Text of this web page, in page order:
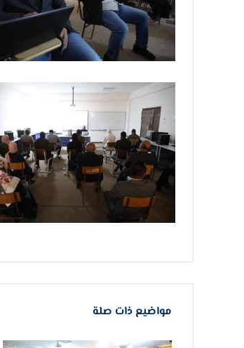
مواضيع ذات صلة